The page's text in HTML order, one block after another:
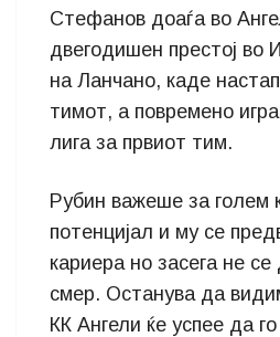
Стефанов доаѓа во
двегодишен престој во
на Ланчано, каде
тимот, а повремено
лига за првиот тим.
Рубин важеше за голем
потенцијал и му се
кариера но засега не се
смер. Останува да
КК Ангели ќе успее да